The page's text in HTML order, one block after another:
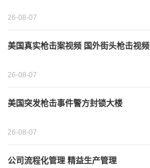
26-08-07
美国真实枪击案视频 国外街头枪击视频
26-08-07
美国突发枪击事件警方封锁大楼
26-08-07
公司流程化管理 精益生产管理